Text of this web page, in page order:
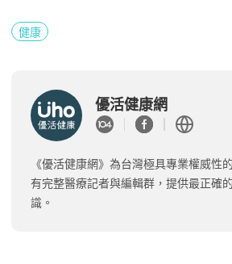
健康
優活健康網
《優活健康網》為台灣極具專業權威性
有完整醫療記者與編輯群，提供最正確
識。